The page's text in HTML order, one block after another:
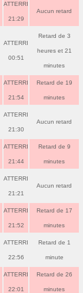
ATTERRI
21:29
Aucun retard
ATTERRI
00:51
Retard de 3
heures et 21
minutes
ATTERRI
21:54
Retard de 19
minutes
ATTERRI
21:30
Aucun retard
ATTERRI
21:44
Retard de 9
minutes
ATTERRI
21:21
Aucun retard
ATTERRI
21:52
Retard de 17
minutes
ATTERRI
22:56
Retard de 1
minute
ATTERRI
22:01
Retard de 26
minutes